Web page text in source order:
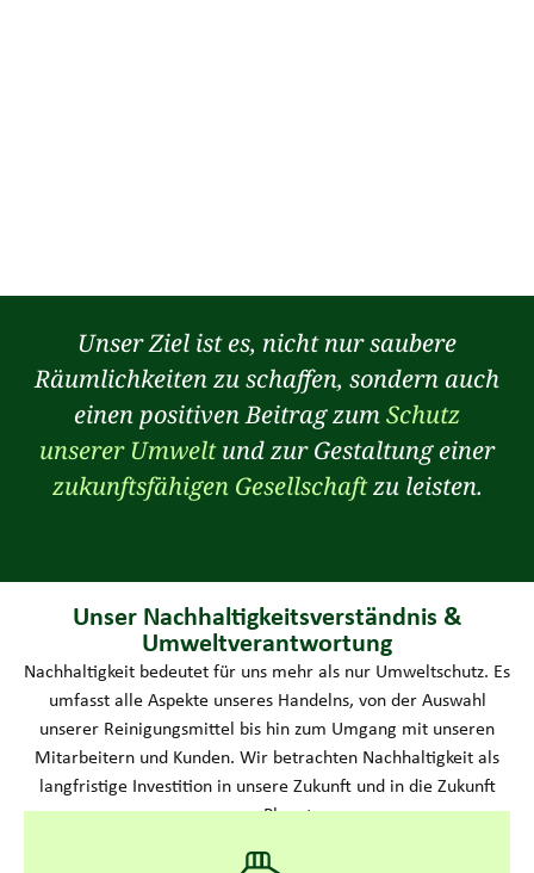
Unser Ziel ist es, nicht nur saubere
Räumlichkeiten zu schaffen, sondern auch
einen positiven Beitrag zumSchutz
unserer Umweltund zur Gestaltung einer
zukunftsfähigen Gesellschaftzu leisten.
Unser Nachhaltigkeitsverständnis &
Umweltverantwortung
Nachhaltigkeit bedeutet für uns mehr als nur Umweltschutz. Es
umfasst alle Aspekte unseres Handelns, von der Auswahl
unserer Reinigungsmittel bis hin zum Umgang mit unseren
Mitarbeitern und Kunden. Wir betrachten Nachhaltigkeit als
langfristige Investition in unsere Zukunft und in die Zukunft
unseres Planeten.